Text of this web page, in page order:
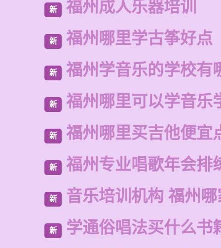
新 福州成人乐器培训
新 福州哪里学古筝好点
新 福州学音乐的学校有
新 福州哪里可以学音乐
新 福州哪里买吉他便宜
新 福州专业唱歌年会排
新 音乐培训机构 福州
新 学通俗唱法买什么书